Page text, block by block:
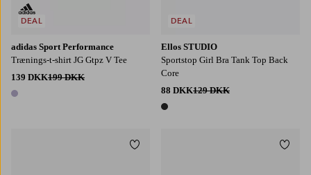
adidas Sport Performance
Trænings-t-shirt JG Gtpz V Tee
139 DKK199 DKK
1 farve
DEAL
Ellos STUDIO
Sportstop Girl Bra Tank Top Back
Core
88 DKK129 DKK
1 farve
DEAL
Tilføj til favoritter